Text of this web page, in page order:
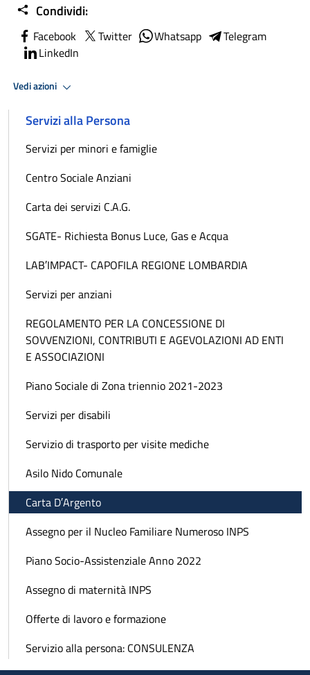
Condividi:
Facebook Twitter Whatsapp
Telegram
LinkedIn
Vedi azioni
Servizi alla Persona
Servizi per minori e famiglie
Centro Sociale Anziani
Carta dei servizi C.A.G.
SGATE- Richiesta Bonus Luce, Gas e Acqua
LAB′IMPACT- CAPOFILA REGIONE LOMBARDIA
Servizi per anziani
REGOLAMENTO PER LA CONCESSIONE DI
SOVVENZIONI, CONTRIBUTI E AGEVOLAZIONI AD ENTI
E ASSOCIAZIONI
Piano Sociale di Zona triennio 2021-2023
Servizi per disabili
Servizio di trasporto per visite mediche
Asilo Nido Comunale
Carta D′Argento
Assegno per il Nucleo Familiare Numeroso INPS
Piano Socio-Assistenziale Anno 2022
Assegno di maternità INPS
Offerte di lavoro e formazione
Servizio alla persona: CONSULENZA